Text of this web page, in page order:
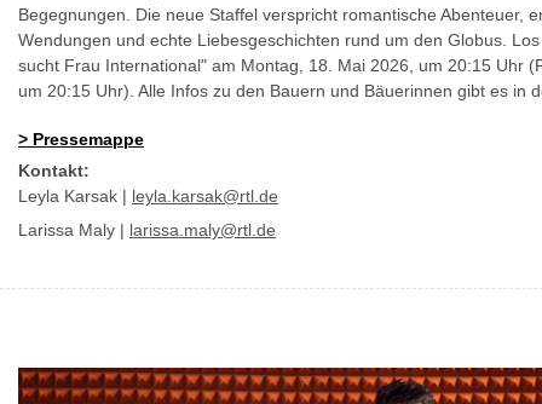
Begegnungen. Die neue Staffel verspricht romantische Abenteuer,
Wendungen und echte Liebesgeschichten rund um den Globus.
sucht Frau International" am Montag, 18. Mai 2026, um 20:15 Uhr
um 20:15 Uhr). Alle Infos zu den Bauern und Bäuerinnen gibt es in
> Pressemappe
Kontakt:
Leyla Karsak | leyla.karsak@rtl.de
Larissa Maly | larissa.maly@rtl.de